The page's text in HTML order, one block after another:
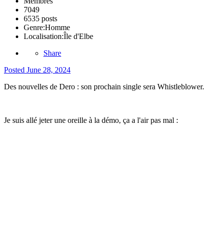
7049
6535 posts
Genre:Homme
Localisation:Île d'Elbe
Share
Posted June 28, 2024
Des nouvelles de Dero : son prochain single sera Whistleblower.
Je suis allé jeter une oreille à la démo, ça a l'air pas mal :